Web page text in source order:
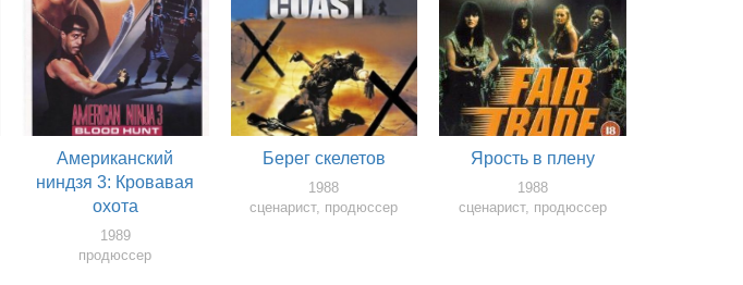
Американский
ниндзя 3: Кровавая
охота
1989
продюссер
Берег скелетов
1988
сценарист, продюссер
Ярость в плену
1988
сценарист, продюссер